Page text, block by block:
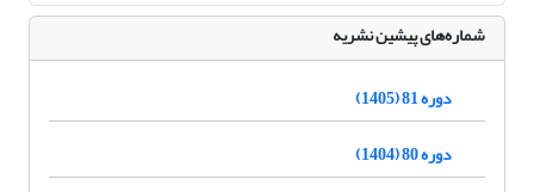
شماره‌های پیشین نشریه
دوره 81 (1405)
دوره 80 (1404)